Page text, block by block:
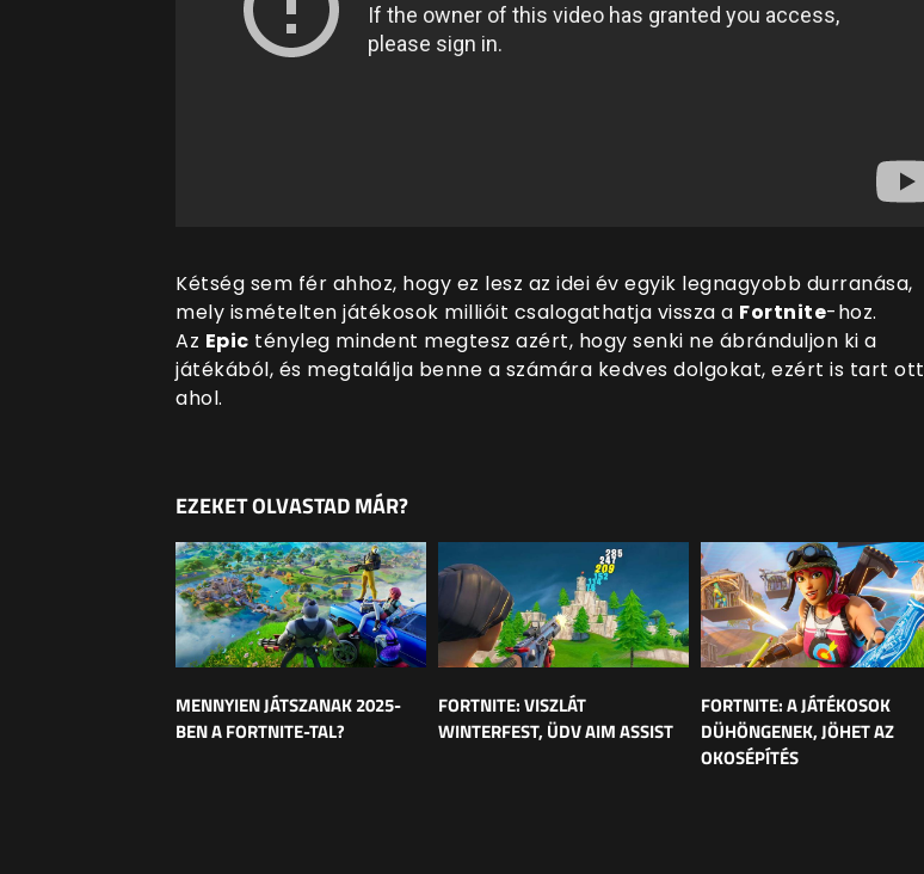
Kétség sem fér ahhoz, hogy ez lesz az idei év egyik legnagyobb durranása,
mely ismételten játékosok millióit csalogathatja vissza a Fortnite-hoz.
Az Epic tényleg mindent megtesz azért, hogy senki ne ábránduljon ki a
játékából, és megtalálja benne a számára kedves dolgokat, ezért is tart ott
ahol.
EZEKET OLVASTAD MÁR?
MENNYIEN JÁTSZANAK 2025-
BEN A FORTNITE-TAL?
FORTNITE: VISZLÁT
WINTERFEST, ÜDV AIM ASSIST
FORTNITE: A JÁTÉKOSOK
DÜHÖNGENEK, JÖHET AZ
OKOSÉPÍTÉS